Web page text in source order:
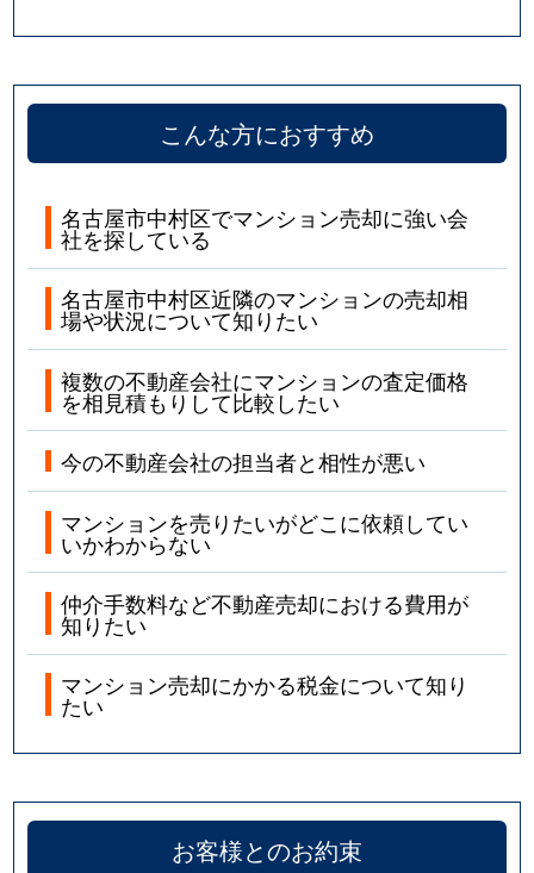
こんな方におすすめ
名古屋市中村区でマンション売却に強い会
社を探している
名古屋市中村区近隣のマンションの売却相
場や状況について知りたい
複数の不動産会社にマンションの査定価格
を相見積もりして比較したい
今の不動産会社の担当者と相性が悪い
マンションを売りたいがどこに依頼してい
いかわからない
仲介手数料など不動産売却における費用が
知りたい
マンション売却にかかる税金について知り
たい
お客様とのお約束